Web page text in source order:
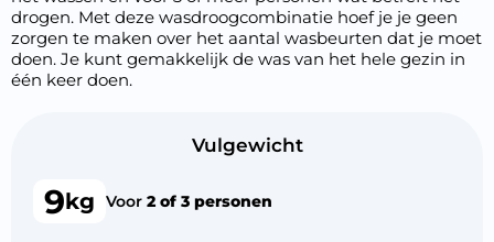
drogen. Met deze wasdroogcombinatie hoef je je geen
zorgen te maken over het aantal wasbeurten dat je moet
doen. Je kunt gemakkelijk de was van het hele gezin in
één keer doen.
Vulgewicht
9kg Voor 2 of 3 personen